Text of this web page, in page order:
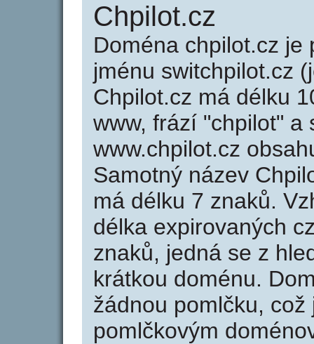
Chpilot.cz
Doména chpilot.cz je
jménu switchpilot.cz
Chpilot.cz má délku
www, frází "chpilot" a
www.chpilot.cz
Samotný název
má délku 7 znaků.
délka expirovaných
znaků, jedná se z
krátkou doménu.
žádnou pomlčku,
pomlčkovým